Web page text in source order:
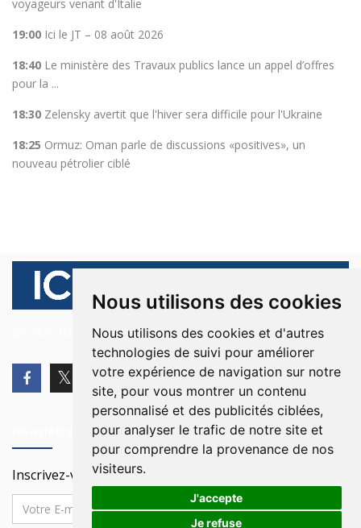
Nous utilisons des cookies
Nous utilisons des cookies et d'autres
technologies de suivi pour améliorer
votre expérience de navigation sur notre
site, pour vous montrer un contenu
personnalisé et des publicités ciblées,
pour analyser le trafic de notre site et
pour comprendre la provenance de nos
visiteurs.
J'accepte
Je refuse
voyageurs venant d'Italie
19:00 Ici le JT – 08 août 2026
18:40 Le ministère des Travaux publics lance un appel d’offres
pour la ...
18:30 Zelensky avertit que l'hiver sera difficile pour l'Ukraine
18:25 Ormuz: Oman parle de discussions «positives», un
nouveau pétrolier ciblé
© 2026 Ici Beyrouth. Tous les droits sont réservés.
Inscrivez-vous à notre Newsletter